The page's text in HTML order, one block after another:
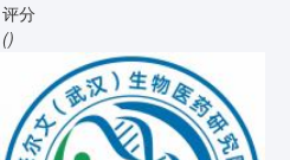
评分
()